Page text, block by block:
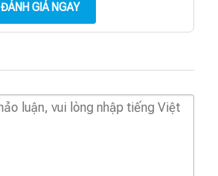
ĐÁNH GIÁ NGAY